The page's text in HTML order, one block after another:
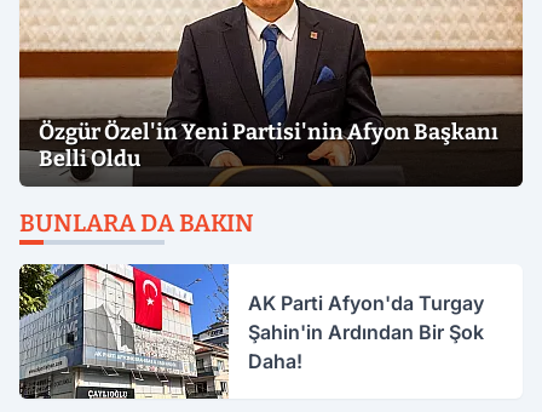
Özgür Özel'in Yeni Partisi'nin Afyon Başkanı
Belli Oldu
BUNLARA DA BAKIN
AK Parti Afyon'da Turgay
Şahin'in Ardından Bir Şok
Daha!